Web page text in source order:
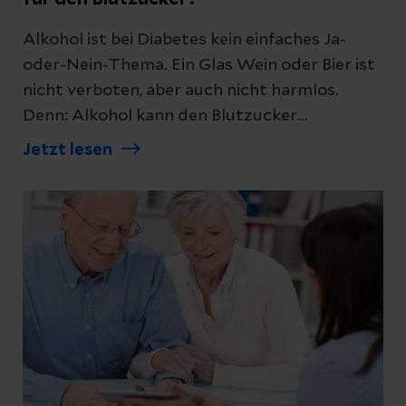
Datenschutzerklärungzur Kenntnis genommen
Abbrechen
Alkohol ist bei Diabetes kein einfaches Ja-
oder-Nein-Thema. Ein Glas Wein oder Bier ist
nicht verboten, aber auch nicht harmlos.
Denn: Alkohol kann den Blutzucker
beeinflussen und Unterzuckerungen
oder bestimmte Diabetes-Medikamente
wirken. Was Sie dazu wissen müssen, haben
wir für Sie zusammengefasst.
Jetzt lesen